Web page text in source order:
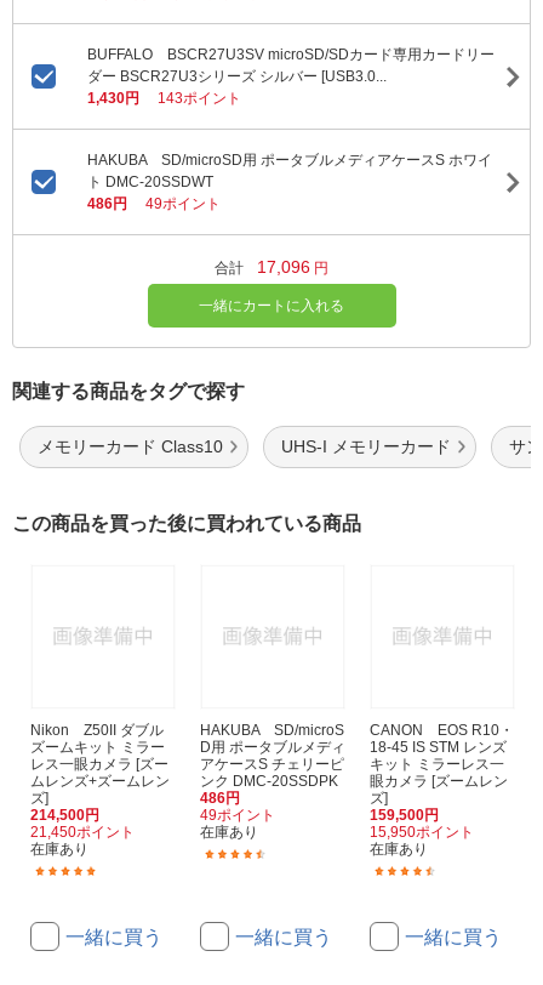
BUFFALO BSCR27U3SV microSD/SDカード専用カードリー
ダー BSCR27U3シリーズ シルバー [USB3.0...
1,430円
143ポイント
HAKUBA SD/microSD用 ポータブルメディアケースS ホワイ
ト DMC-20SSDWT
486円
49ポイント
合計 17,096 円
一緒にカートに入れる
関連する商品をタグで探す
メモリーカード Class10 UHS-I メモリーカード サ
この商品を買った後に買われている商品
Nikon Z50II ダブル
ズームキット ミラー
レス一眼カメラ [ズー
ムレンズ+ズームレン
ズ]
214,500円
21,450ポイント
在庫あり
一緒に買う
HAKUBA SD/microS
D用 ポータブルメディ
アケースS チェリーピ
ンク DMC-20SSDPK
486円
49ポイント
在庫あり
一緒に買う
CANON EOS R10・
18-45 IS STM レンズ
キット ミラーレス一
眼カメラ [ズームレン
ズ]
159,500円
15,950ポイント
在庫あり
一緒に買う